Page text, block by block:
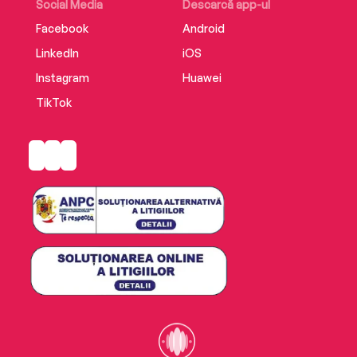
Social Media
Facebook
LinkedIn
Instagram
TikTok
Descarcă app-ul
Android
iOS
Huawei